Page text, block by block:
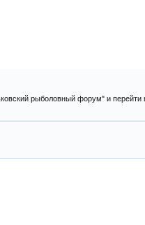
рыболовный форум" и